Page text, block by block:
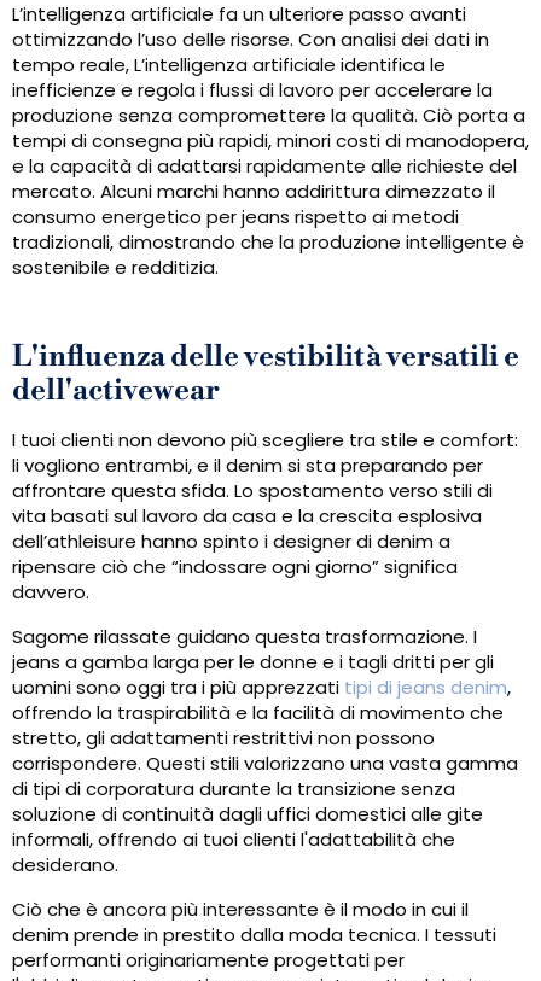
L’intelligenza artificiale fa un ulteriore passo avanti
ottimizzando l’uso delle risorse. Con analisi dei dati in
tempo reale, L’intelligenza artificiale identifica le
inefficienze e regola i flussi di lavoro per accelerare la
produzione senza compromettere la qualità. Ciò porta a
tempi di consegna più rapidi, minori costi di manodopera,
e la capacità di adattarsi rapidamente alle richieste del
mercato. Alcuni marchi hanno addirittura dimezzato il
consumo energetico per jeans rispetto ai metodi
tradizionali, dimostrando che la produzione intelligente è
sostenibile e redditizia.
L'influenza delle vestibilità versatili e
dell'activewear
I tuoi clienti non devono più scegliere tra stile e comfort:
li vogliono entrambi, e il denim si sta preparando per
affrontare questa sfida. Lo spostamento verso stili di
vita basati sul lavoro da casa e la crescita esplosiva
dell’athleisure hanno spinto i designer di denim a
ripensare ciò che “indossare ogni giorno” significa
davvero.
Sagome rilassate guidano questa trasformazione. I
jeans a gamba larga per le donne e i tagli dritti per gli
uomini sono oggi tra i più apprezzati tipi di jeans denim,
offrendo la traspirabilità e la facilità di movimento che
stretto, gli adattamenti restrittivi non possono
corrispondere. Questi stili valorizzano una vasta gamma
di tipi di corporatura durante la transizione senza
soluzione di continuità dagli uffici domestici alle gite
informali, offrendo ai tuoi clienti l'adattabilità che
desiderano.
Ciò che è ancora più interessante è il modo in cui il
denim prende in prestito dalla moda tecnica. I tessuti
performanti originariamente progettati per